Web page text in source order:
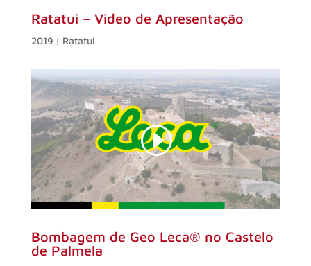
Ratatui – Video de Apresentação
2019 | Ratatui
Bombagem de Geo Leca® no Castelo
de Palmela